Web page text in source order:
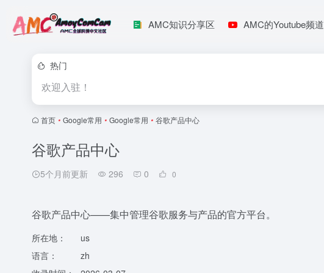
AMC知识分享区 AMC的Youtube频道
热门
欢迎入驻！
首页 • Google常用 • Google常用 • 谷歌产品中心
谷歌产品中心
5个月前更新 296 0 0
谷歌产品中心——集中管理谷歌服务与产品的官方平台。
所在地：
us
语言：
zh